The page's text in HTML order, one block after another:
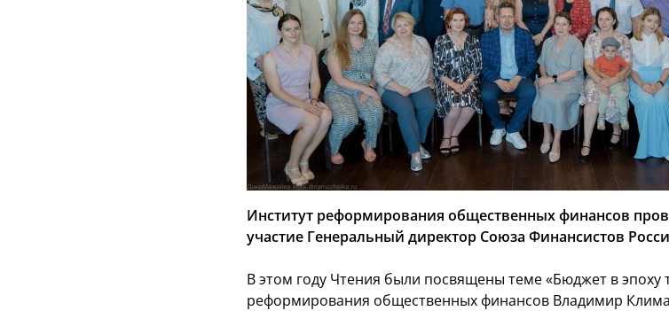
Институт реформирования общественных финансов
участие Генеральный директор Союза Финансистов
В этом году Чтения были посвящены теме «Бюджет в эпоху
реформирования общественных финансов Владимир